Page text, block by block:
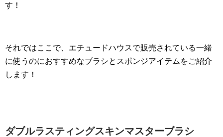
す！
それではここで、エチュードハウスで販売されている一緒
に使うのにおすすめなブラシとスポンジアイテムをご紹介
します！
ダブルラスティングスキンマスターブラシ